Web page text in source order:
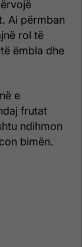
Ai përmban
rol të
ëmbla dhe
e
frutat
ndihmon
bimën.